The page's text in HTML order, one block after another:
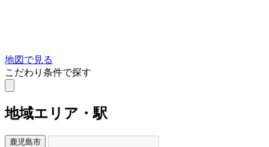
地図で見る
こだわり条件で探す
地域エリア・駅
鹿児島市